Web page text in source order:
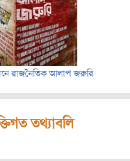
রাজনৈতিক আলাপ জরুরি
তথ্যাবলি